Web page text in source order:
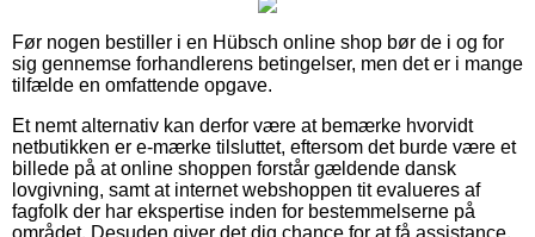
Før nogen bestiller i en Hübsch online shop bør de i og for
sig gennemse forhandlerens betingelser, men det er i mange
tilfælde en omfattende opgave.
Et nemt alternativ kan derfor være at bemærke hvorvidt
netbutikken er e-mærke tilsluttet, eftersom det burde være et
billede på at online shoppen forstår gældende dansk
lovgivning, samt at internet webshoppen tit evalueres af
fagfolk der har ekspertise inden for bestemmelserne på
området. Desuden giver det dig chance for at få assistance,